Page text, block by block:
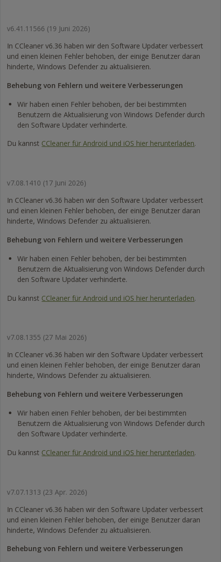
v6.41.11566 (19 Juni 2026)
In CCleaner v6.36 haben wir den Software Updater verbessert
und einen kleinen Fehler behoben, der einige Benutzer daran
hinderte, Windows Defender zu aktualisieren.
Behebung von Fehlern und weitere Verbesserungen
Wir haben einen Fehler behoben, der bei bestimmten
Benutzern die Aktualisierung von Windows Defender durch
den Software Updater verhinderte.
Du kannst CCleaner für Android und iOS hier herunterladen.
v7.08.1410 (17 Juni 2026)
In CCleaner v6.36 haben wir den Software Updater verbessert
und einen kleinen Fehler behoben, der einige Benutzer daran
hinderte, Windows Defender zu aktualisieren.
Behebung von Fehlern und weitere Verbesserungen
Wir haben einen Fehler behoben, der bei bestimmten
Benutzern die Aktualisierung von Windows Defender durch
den Software Updater verhinderte.
Du kannst CCleaner für Android und iOS hier herunterladen.
v7.08.1355 (27 Mai 2026)
In CCleaner v6.36 haben wir den Software Updater verbessert
und einen kleinen Fehler behoben, der einige Benutzer daran
hinderte, Windows Defender zu aktualisieren.
Behebung von Fehlern und weitere Verbesserungen
Wir haben einen Fehler behoben, der bei bestimmten
Benutzern die Aktualisierung von Windows Defender durch
den Software Updater verhinderte.
Du kannst CCleaner für Android und iOS hier herunterladen.
v7.07.1313 (23 Apr. 2026)
In CCleaner v6.36 haben wir den Software Updater verbessert
und einen kleinen Fehler behoben, der einige Benutzer daran
hinderte, Windows Defender zu aktualisieren.
Behebung von Fehlern und weitere Verbesserungen